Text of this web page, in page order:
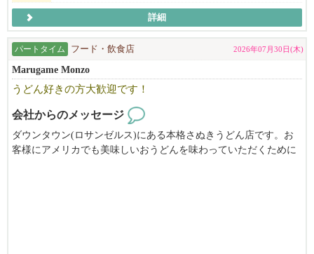
詳細
パートタイム フード・飲食店 2026年07月30日(木)
Marugame Monzo
うどん好きの方大歓迎です！
会社からのメッセージ
ダウンタウン(ロサンゼルス)にある本格さぬきうどん店です。お
客様にアメリカでも美味しいおうどんを味わっていただくために